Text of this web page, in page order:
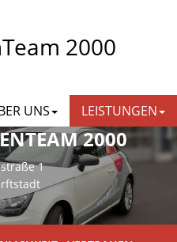
2000
UNS LEISTUNGEN
2000
1